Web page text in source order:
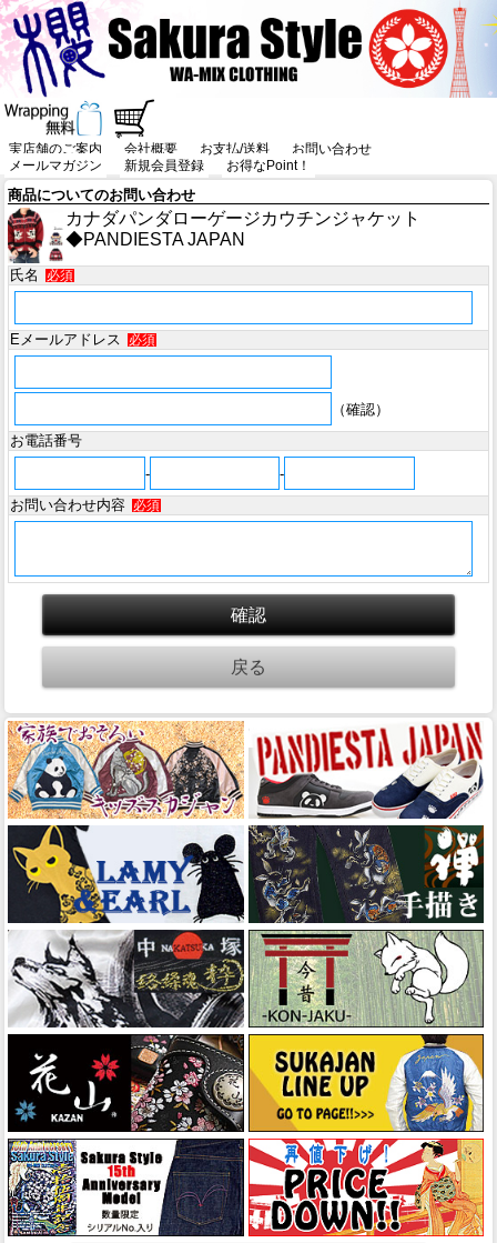
実店舗のご案内 会社概要 お支払/送料
お問い合わせ
メールマガジン
新規会員登録 お得なPoint！
商品についてのお問い合わせ
カナダパンダローゲージカウチンジャケット
◆PANDIESTA JAPAN
氏名 必須
Eメールアドレス 必須
（確認）
お電話番号
-
-
お問い合わせ内容
必須